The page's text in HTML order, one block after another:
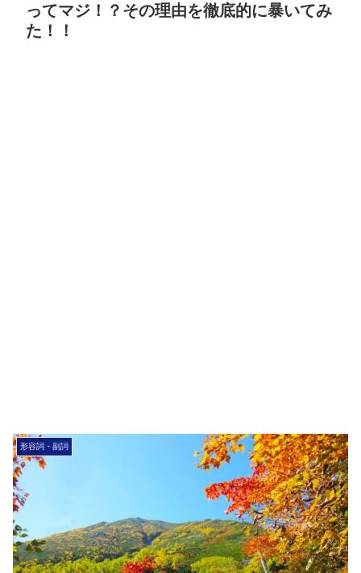
ってマジ！？その理由を徹底的に暴いてみ
た！！
形容詞・副詞